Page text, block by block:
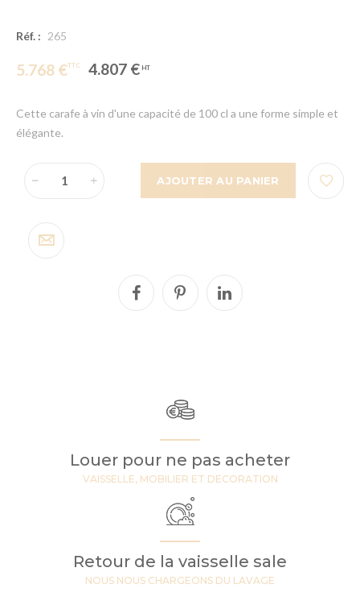
Réf. : 265
5.768 € 4.807 €
Cette carafe à vin d'une capacité de 100 cl a une forme simple et
élégante.
AJOUTER AU PANIER
Louer pour ne pas acheter
VAISSELLE, MOBILIER ET DECORATION
Retour de la vaisselle sale
NOUS NOUS CHARGEONS DU LAVAGE